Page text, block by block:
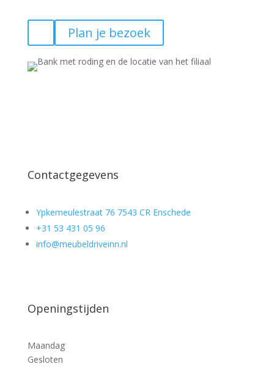
Plan je bezoek
Contactgegevens
Ypkemeulestraat 76 7543 CR Enschede
+31 53 431 05 96
info@meubeldriveinn.nl
Openingstijden
Maandag
Gesloten